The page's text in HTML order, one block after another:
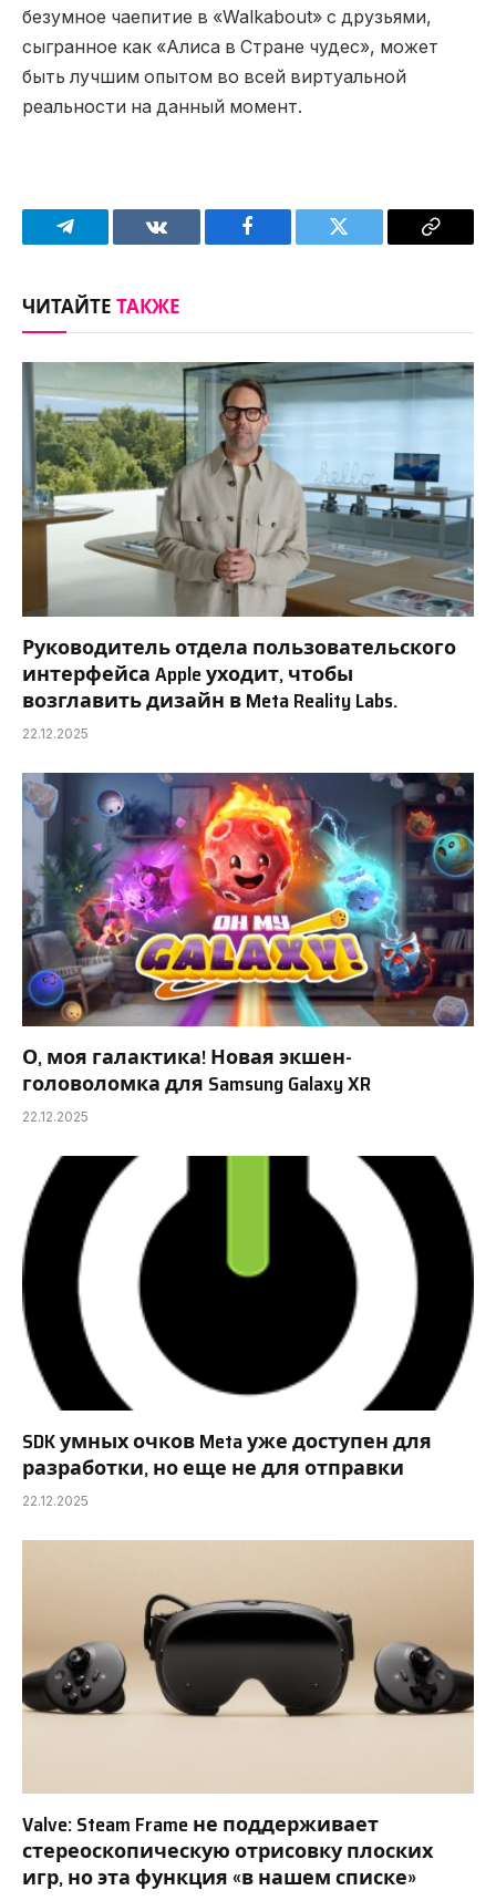
безумное чаепитие в «Walkabout» с друзьями,
сыгранное как «Алиса в Стране чудес», может
быть лучшим опытом во всей виртуальной
реальности на данный момент.
Telegram VKontakteFacebook Twitter
Copy
ЧИТАЙТЕТАКЖЕ
Руководитель отдела пользовательского
интерфейса Apple уходит, чтобы
возглавить дизайн в Meta Reality Labs.
22.12.2025
О, моя галактика! Новая экшен-
головоломка для Samsung Galaxy XR
22.12.2025
SDK умных очков Meta уже доступен для
разработки, но еще не для отправки
22.12.2025
Valve: Steam Frame не поддерживает
стереоскопическую отрисовку плоских
игр, но эта функция «в нашем списке»